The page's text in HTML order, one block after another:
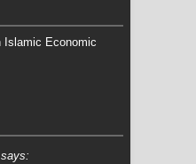
Islamic Economic
says: